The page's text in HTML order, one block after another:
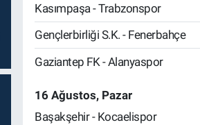
Kasımpaşa - Trabzonspor
Gençlerbirliği S.K. - Fenerbahçe
Gaziantep FK - Alanyaspor
16 Ağustos, Pazar
Başakşehir - Kocaelispor